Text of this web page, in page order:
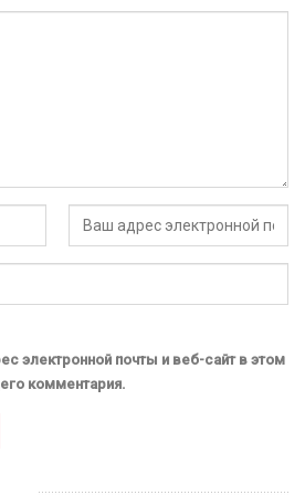
электронной почты и веб-сайт в этом
комментария.